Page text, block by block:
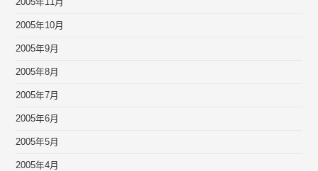
2005年10月
2005年9月
2005年8月
2005年7月
2005年6月
2005年5月
2005年4月